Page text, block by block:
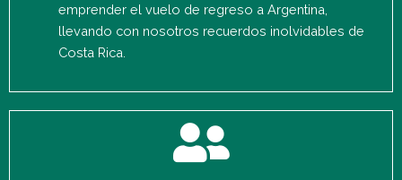
emprender el vuelo de regreso a Argentina,
llevando con nosotros recuerdos inolvidables de
Costa Rica.